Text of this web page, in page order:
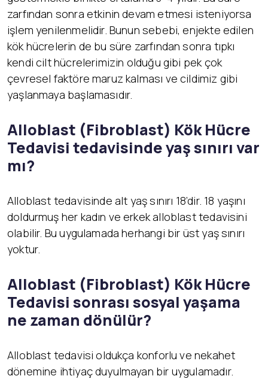
zarfından sonra etkinin devam etmesi isteniyorsa
işlem yenilenmelidir. Bunun sebebi, enjekte edilen
kök hücrelerin de bu süre zarfından sonra tıpkı
kendi cilt hücrelerimizin olduğu gibi pek çok
çevresel faktöre maruz kalması ve cildimiz gibi
yaşlanmaya başlamasıdır.
Alloblast (Fibroblast) Kök Hücre
Tedavisi tedavisinde yaş sınırı var
mı?
Alloblast tedavisinde alt yaş sınırı 18’dir. 18 yaşını
doldurmuş her kadın ve erkek alloblast tedavisini
olabilir. Bu uygulamada herhangi bir üst yaş sınırı
yoktur.
Alloblast (Fibroblast) Kök Hücre
Tedavisi sonrası sosyal yaşama
ne zaman dönülür?
Alloblast tedavisi oldukça konforlu ve nekahet
dönemine ihtiyaç duyulmayan bir uygulamadır.